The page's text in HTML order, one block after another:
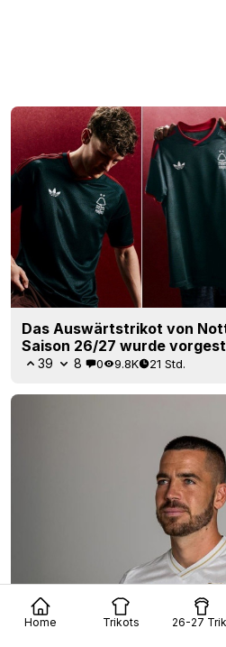
Home Trikots 26-27
Das Auswärtstrikot von
Saison 26/27 wurde
39 8 0 9.8K 21 Std.